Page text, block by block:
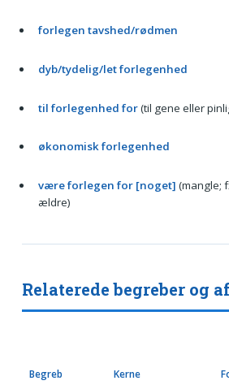
forlegen tavshed/rødmen
dyb/tydelig/let forlegenhed
til forlegenhed for(til gene eller
økonomisk forlegenhed
være forlegen for [noget] (mangle;
ældre)
Relaterede begreber og
Begreb Kerne